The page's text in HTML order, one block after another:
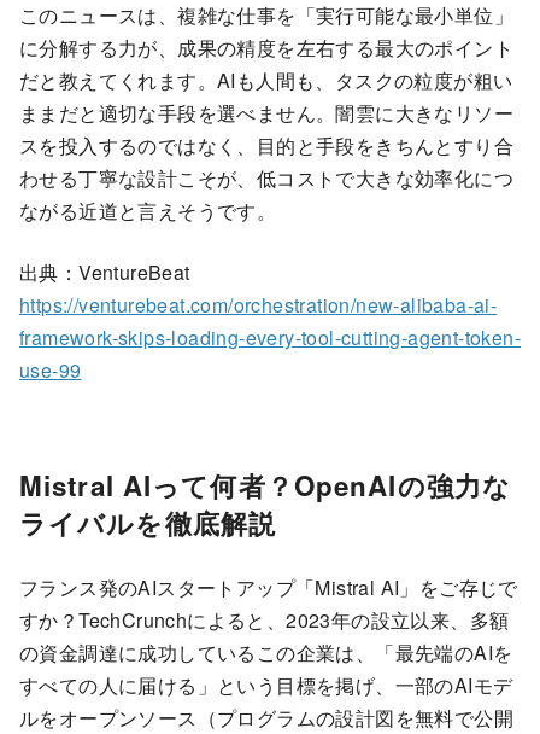
このニュースは、複雑な仕事を「実行可能な最小単位」
に分解する力が、成果の精度を左右する最大のポイント
だと教えてくれます。AIも人間も、タスクの粒度が粗い
ままだと適切な手段を選べません。闇雲に大きなリソー
スを投入するのではなく、目的と手段をきちんとすり合
わせる丁寧な設計こそが、低コストで大きな効率化につ
ながる近道と言えそうです。
出典：VentureBeat
https://venturebeat.com/orchestration/new-alibaba-ai-
framework-skips-loading-every-tool-cutting-agent-token-
use-99
Mistral AIって何者？OpenAIの強力な
ライバルを徹底解説
フランス発のAIスタートアップ「Mistral AI」をご存じで
すか？TechCrunchによると、2023年の設立以来、多額
の資金調達に成功しているこの企業は、「最先端のAIを
すべての人に届ける」という目標を掲げ、一部のAIモデ
ルをオープンソース（プログラムの設計図を無料で公開